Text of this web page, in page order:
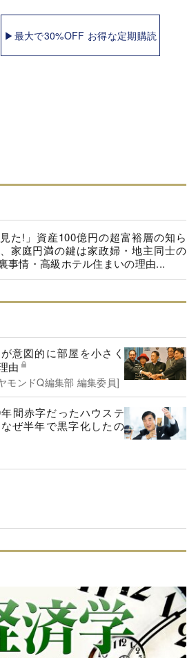
▶最大で30%OFF お得な定期購読
見た!」資産100億円の超富裕層の知ら
家庭円満の鍵は家政婦・地主同士の
事情・高級ホテル住まいの理由...
意図的に部屋を小さく
由
モンドQ編集部 編集委員]
間赤字だったハウステ
ぜ半年で黒字化したの